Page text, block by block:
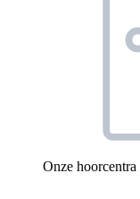
Onze hoorcentra